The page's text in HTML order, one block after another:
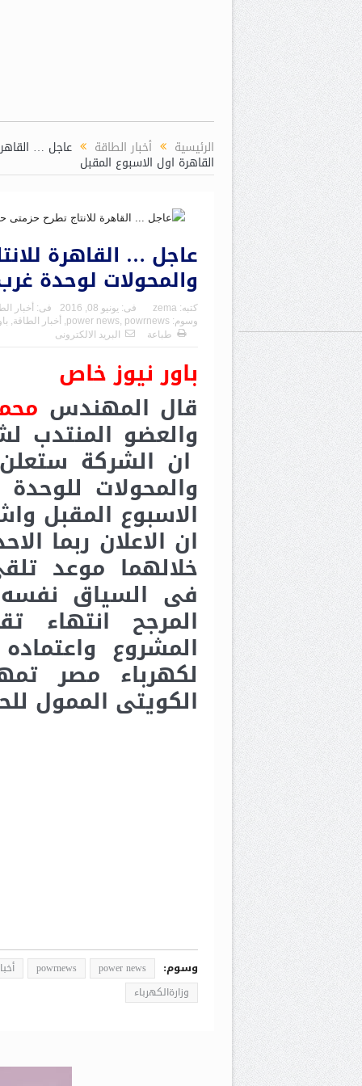
الرئيسية أخبار الطاقة عاجل …
القاهرة اول الاسبوع المقبل
عاجل … القاهرة
والمحولات لوحدة
كتبه: zema فى: يونيو 08, 2016 فى: أخبار
وسوم:
power news powrnews أخبار الطاقة
طباعة
البريد الالكترونى
باور نيوز خاص
قال المهندس
والعضو المنتدب
ان الشركة
والمحولات
الاسبوع المقبل
ان الاعلان ربما
خلالهما موعد
فى السياق
المرجح انتهاء
المشروع
لكهرباء مصر
الكويتى الممول
وسوم: power news
powrnews
وزارةالكهرباء